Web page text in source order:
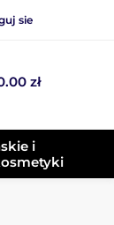
sie
zł
i